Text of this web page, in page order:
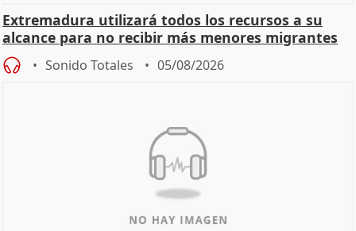
Extremadura utilizará todos los recursos a su
alcance para no recibir más menores migrantes
Sonido Totales 05/08/2026